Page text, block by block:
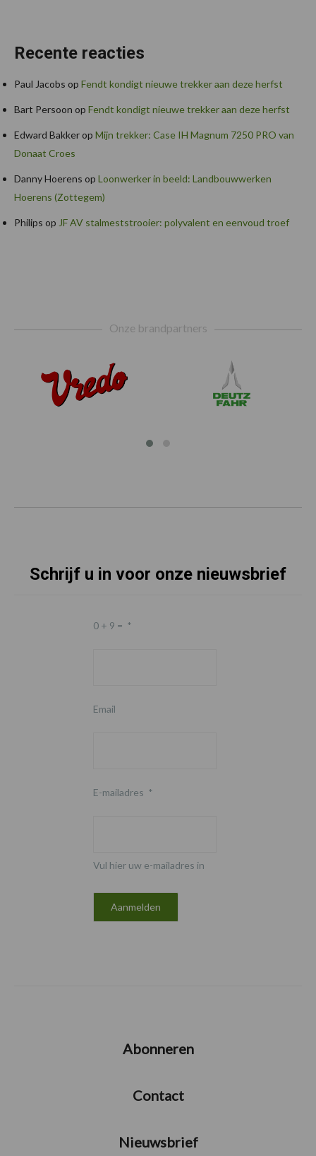
Recente reacties
Paul Jacobs op Fendt kondigt nieuwe trekker aan deze herfst
Bart Persoon op Fendt kondigt nieuwe trekker aan deze herfst
Edward Bakkerop Mijn trekker: Case IH Magnum 7250 PRO van
Donaat Croes
Danny Hoerens op Loonwerker in beeld: Landbouwwerken
Hoerens (Zottegem)
Philips op JF AV stalmeststrooier: polyvalent en eenvoud troef
Onze brandpartners
Schrijf u in voor onze nieuwsbrief
0 + 9 = *
Email
E-mailadres *
Vul hier uw e-mailadres in
Abonneren
Contact
Nieuwsbrief